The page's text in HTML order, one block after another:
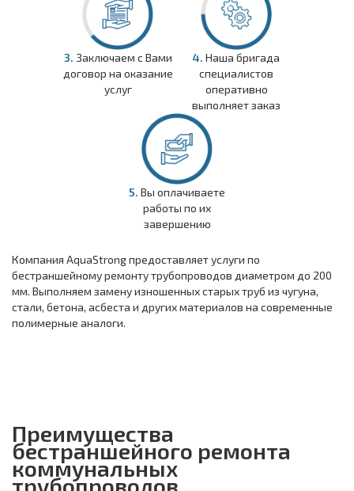
3. Заключаем с Вами
договор на оказание
услуг
4. Наша бригада
специалистов
оперативно
выполняет заказ
5. Вы оплачиваете
работы по их
завершению
Компания AquaStrong предоставляет услуги по
бестраншейному ремонту трубопроводов диаметром до 200
мм. Выполняем замену изношенных старых труб из чугуна,
стали, бетона, асбеста и других материалов на современные
полимерные аналоги.
Преимущества
бестраншейного ремонта
коммунальных
трубопроводов